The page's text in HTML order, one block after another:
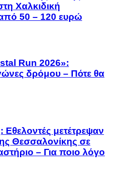
Χαλκιδική
50 – 120 ευρώ
Run 2026»:
δρόμου – Πότε θα
μετέτρεψαν
Θεσσαλονίκης σε
– Για ποιο λόγο